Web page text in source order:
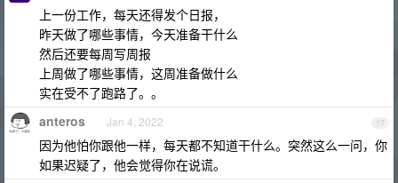
上一份工作，每天还得发个日报，
昨天做了哪些事情，今天准备干什么
然后还要每周写周报
上周做了哪些事情，这周准备做什么
实在受不了跑路了。。
17
anteros Jan 4, 2022
因为他怕你跟他一样，每天都不知道干什么。突然这么一问，你
如果迟疑了，他会觉得你在说谎。